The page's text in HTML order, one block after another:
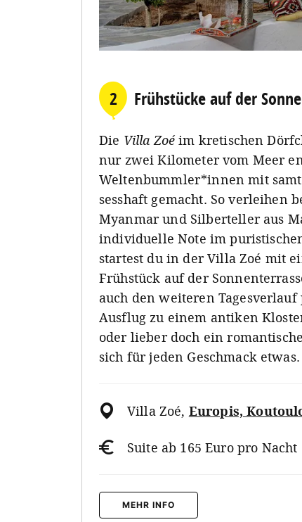
2 Frühstücke auf der
Die Villa Zoé im kretischen
nur zwei Kilometer vom Meer
Weltenbummler*innen mit
sesshaft gemacht. So verleihen
Myanmar und Silberteller aus
individuelle Note im
startest du in der Villa Zoé mit
Frühstück auf der
auch den weiteren
Ausflug zu einem antiken
oder lieber doch ein
sich für jeden Geschmack etwas.
Villa Zoé, Europis,
Suite ab 165 Euro pro Nacht
MEHR INFO